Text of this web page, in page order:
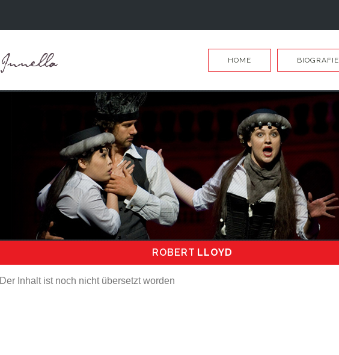
HOME BIOGRAFIE
ROBERT LLOYD
Der Inhalt ist noch nicht übersetzt worden